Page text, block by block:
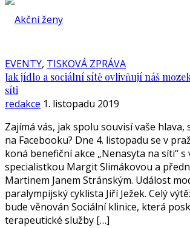
EVENTY, TISKOVÁ ZPRÁVA
Jak jídlo a sociální sítě ovlivňují náš
síti
redakce 1. listopadu 2019
Zajímá vás, jak spolu souvisí vaše hlava,
na Facebooku? Dne 4. listopadu se v
koná benefiční akce „Nenasyta na síti“ s
specialistkou Margit Slimákovou a
Martinem Janem Stránským. Událost
paralympijský cyklista Jiří Ježek. Celý
bude věnován Sociální klinice, která
terapeutické služby […]